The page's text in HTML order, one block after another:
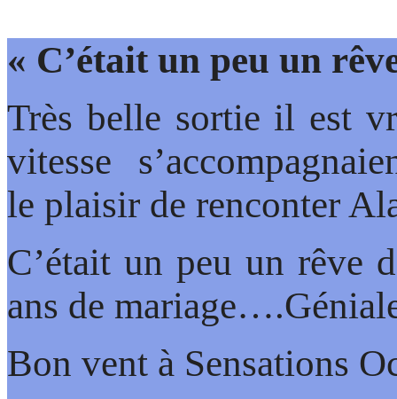
« C’était un peu un
Très belle sortie il est
vitesse
le plaisir de renconter
C’était un peu un rêve
ans de
Bon vent à Sensations